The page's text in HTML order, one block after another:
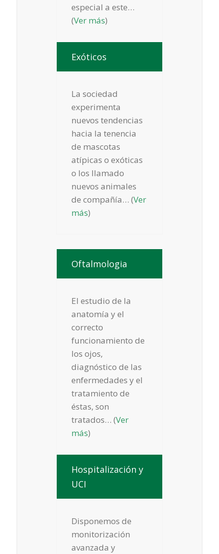
especial a este…
(Ver más)
Exóticos
La sociedad
experimenta
nuevos tendencias
hacia la tenencia
de mascotas
atípicas o exóticas
o los llamado
nuevos animales
de compañía… (Ver
más)
Oftalmologia
El estudio de la
anatomía y el
correcto
funcionamiento de
los ojos,
diagnóstico de las
enfermedades y el
tratamiento de
éstas, son
tratados… (Ver
más)
Hospitalización y
UCI
Disponemos de
monitorización
avanzada y